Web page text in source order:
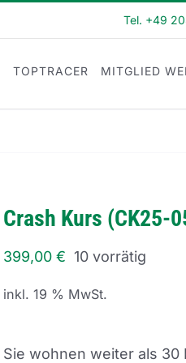
Tel. +49
TOPTRACER MITGLIED
Crash Kurs (CK25-
399,00 € 10 vorrätig
inkl. 19 % MwSt.
Sie wohnen weiter als 30